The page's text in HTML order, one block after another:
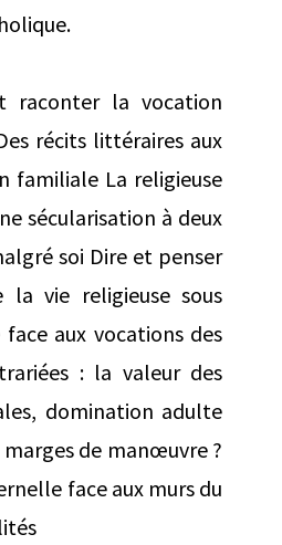
raconter la vocation
récits littéraires aux
familiale La religieuse
sécularisation à deux
soi Dire et penser
la vie religieuse sous
aux vocations des
: la valeur des
domination adulte
de manœuvre ?
face aux murs du